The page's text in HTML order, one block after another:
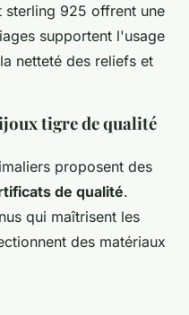
925 offrent une
supportent l'usage
netteté des reliefs et
tigre de qualité
proposent des
de qualité.
qui maîtrisent les
des matériaux